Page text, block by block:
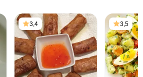
3,4 3,5